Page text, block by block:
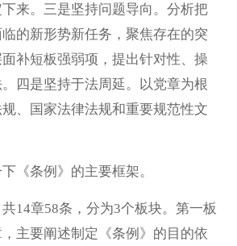
来。三是坚持问题导向。分析把
的新形势新任务，聚焦存在的突
补短板强弱项，提出针对性、操
四是坚持于法周延。以党章为根
、国家法律法规和重要规范性文
条例》的主要框架。
章58条，分为3个板块。第一板
主要阐述制定《条例》的目的依